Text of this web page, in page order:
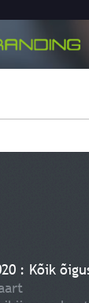
: Kõik